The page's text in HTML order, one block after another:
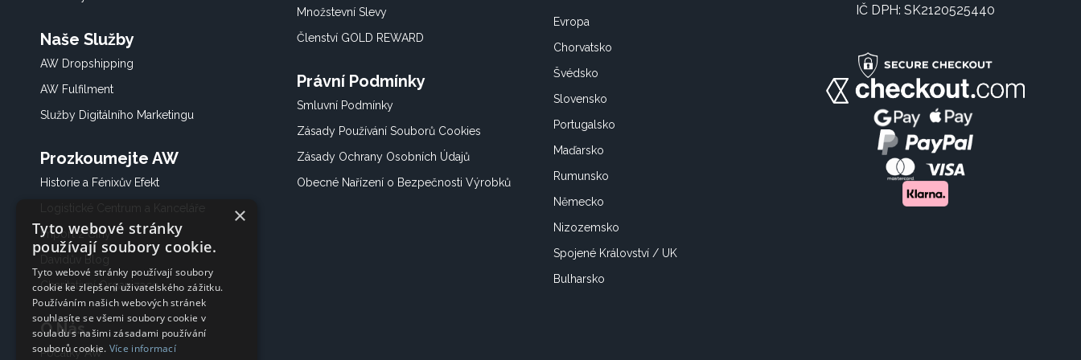
Naše Služby
AW Dropshipping
AW Fulfilment
Služby Digitálního Marketingu
Prozkoumejte AW
Historie a Fénixův Efekt
Import z Číny
Davidův Blog
Charitativní Organizace
O Nás
Počátky AW
Množstevní Slevy
Členství GOLD REWARD
Právní Podmínky
Smluvní Podmínky
Zásady Používání Souborů Cookies
Zásady Ochrany Osobních Údajů
Obecné Nařízení o Bezpečnosti Výrobků
Evropa
Chorvatsko
Švédsko
Slovensko
Portugalsko
Maďarsko
Rumunsko
Německo
Nizozemsko
Spojené Království / UK
Bulharsko
IČ DPH: SK2120525440
×
Tyto webové stránky
používají soubory cookie.
Tyto webové stránky používají soubory
cookie ke zlepšení uživatelského zážitku.
Používáním našich webových stránek
souhlasíte se všemi soubory cookie v
souladu s našimi zásadami používání
souborů cookie. Více informací